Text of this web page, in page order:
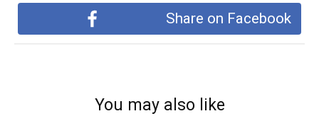
Share on Facebook
You may also like